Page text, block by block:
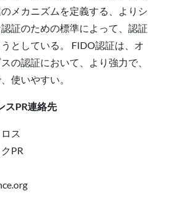
メカニズムを定義する、よりシ
証のための標準によって、認証
としている。 FIDO認証は、オ
の認証において、より強力で、
使いやすい。
スPR連絡先
ス
PR